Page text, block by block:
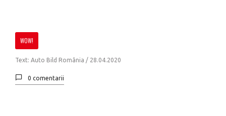
WOW!
Text: Auto Bild România / 28.04.2020
0 comentarii